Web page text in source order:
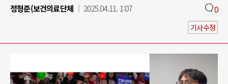
정형준(보건의료단체
2025.04.11. 1:07 0
기사수정